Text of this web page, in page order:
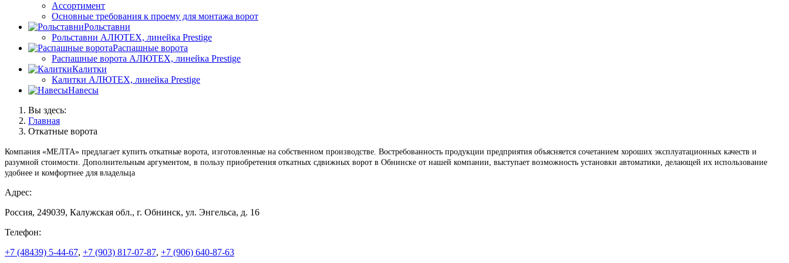
Ассортимент
Основные требования к проему для монтажа ворот
Рольставни
Рольставни АЛЮТЕХ, линейка Prestige
Распашные ворота
Распашные ворота АЛЮТЕХ, линейка Prestige
Калитки
Калитки АЛЮТЕХ, линейка Prestige
Навесы
Вы здесь:
Главная
Откатные ворота
Компания «МЕЛТА» предлагает купить откатные ворота, изготовленные на собственном производстве. Востребованность продукции предприятия объясняется сочетанием хороших эксплуатационных качеств и
разумной стоимости. Дополнительным аргументом, в пользу приобретения откатных сдвижных ворот в Обнинске от нашей компании, выступает возможность установки автоматики, делающей их использование
удобнее и комфортнее для владельца
Адрес:
Россия, 249039, Калужская обл., г. Обнинск, ул. Энгельса, д. 16
Телефон:
+7 (48439) 5-44-67, +7 (903) 817-07-87, +7 (906) 640-87-63